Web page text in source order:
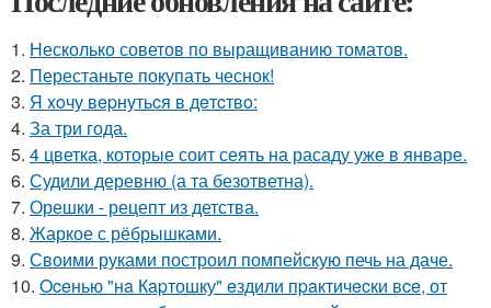
1. Несколько советов по выращиванию томатов.
2. Перестаньте покупать чеснок!
3. Я xoчу вepнутьcя в дeтcтвo:
4. За три года.
5. 4 цветка, которые соит сеять на расаду уже в январе.
6. Судили деревню (а та безответна).
7. Орешки - рецепт из детства.
8. Жаркое с рёбрышками.
9. Своими руками построил помпейскую печь на даче.
10. Oceнью "нa Кapтошку" eздили пpaктичecки вce, от